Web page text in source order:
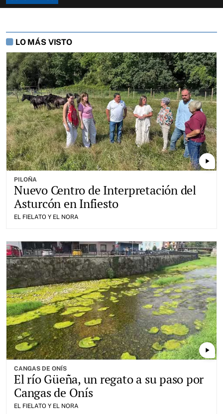
LO MÁS VISTO
play_arrow
PILOÑA
Nuevo Centro de Interpretación del
Asturcón en Infiesto
EL FIELATO Y EL NORA
play_arrow
CANGAS DE ONÍS
El río Güeña, un regato a su paso por
Cangas de Onís
EL FIELATO Y EL NORA